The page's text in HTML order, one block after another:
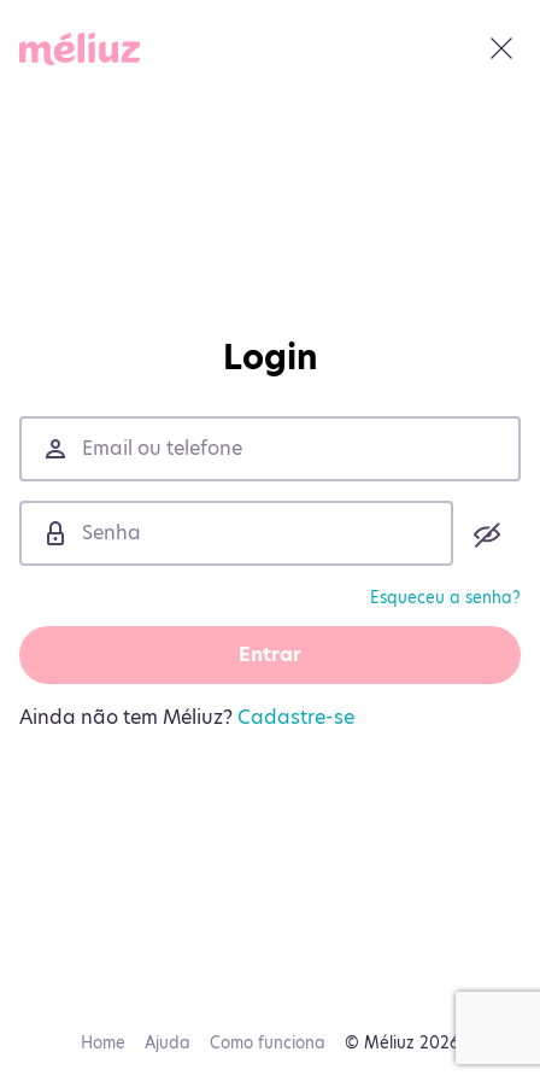
Login
Esqueceu a senha?
Entrar
Ainda não tem Méliuz? Cadastre-se
Home Ajuda Como funciona © Méliuz 2026